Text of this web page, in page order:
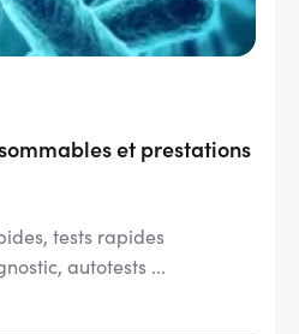
et prestations
tests rapides
autotests ...